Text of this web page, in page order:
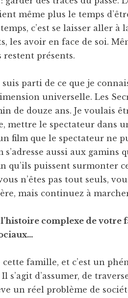
même plus le temps
c’est se laisser aller à
les avoir en face de soi.
présents.
parti de ce que je
universelle. Les
de douze ans. Je voulais
mettre le spectateur dans
film que le spectateur ne
aussi aux
qu’ils puissent surmonter
n’êtes pas tout seuls,
mais continuez à
complexe de
famille, et c’est un
s’agit d’assumer, de
un réel problème de